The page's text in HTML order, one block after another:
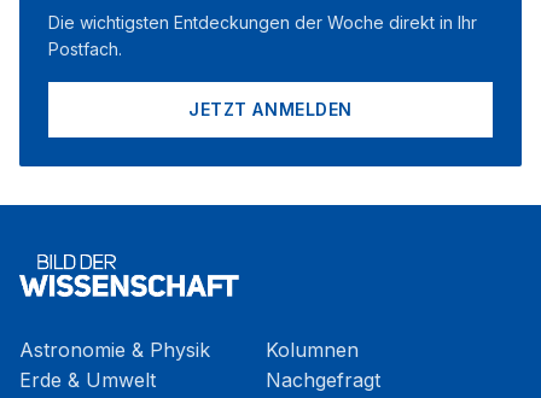
Die wichtigsten Entdeckungen der Woche direkt in Ihr
Postfach.
JETZT ANMELDEN
Astronomie & Physik
Erde & Umwelt
Kolumnen
Nachgefragt